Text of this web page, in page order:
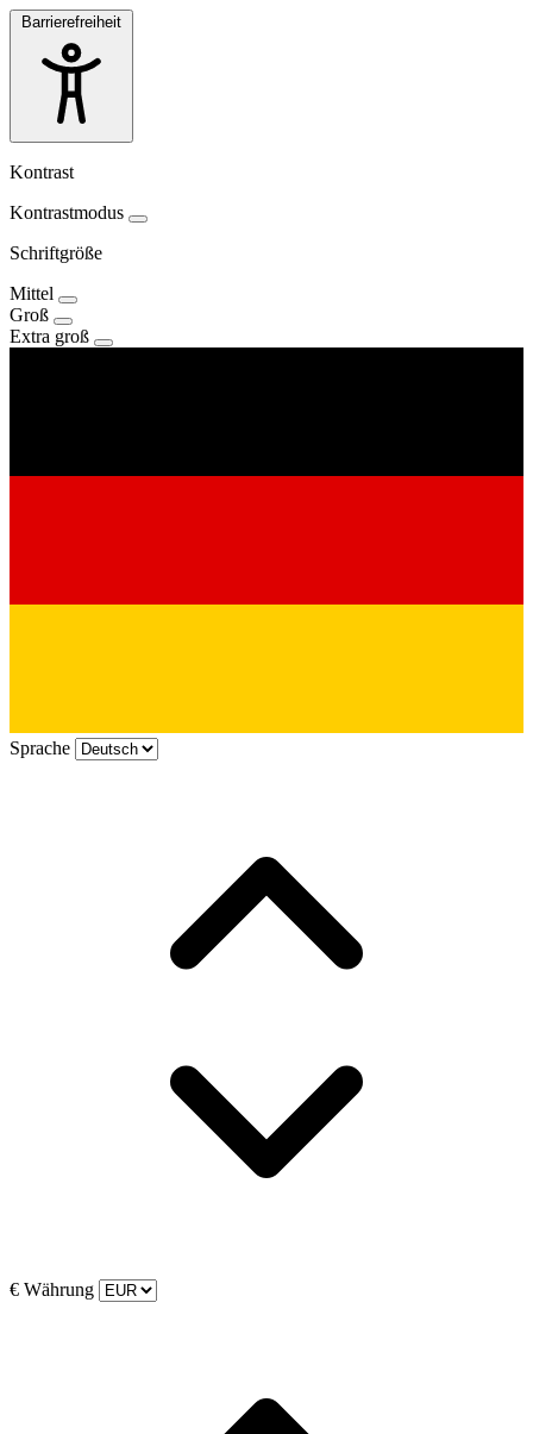
Barrierefreiheit
Kontrast
Kontrastmodus
Schriftgröße
Mittel
Groß
Extra groß
Sprache
€ Währung